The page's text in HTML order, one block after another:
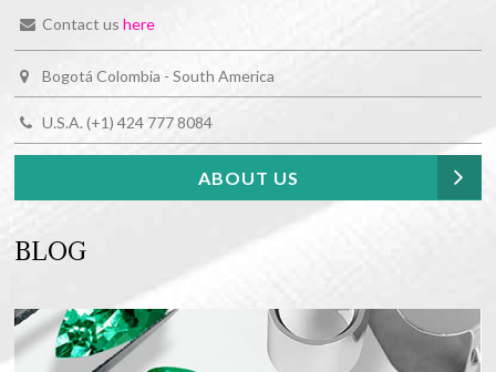
Contact ushere
Bogotá Colombia - South America
U.S.A. (+1) 424 777 8084
ABOUT US
BLOG